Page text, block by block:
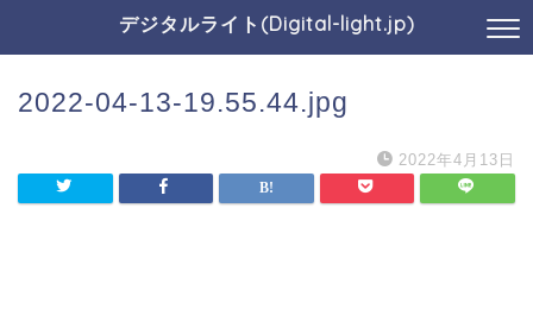
デジタルライト(Digital-light.jp)
2022-04-13-19.55.44.jpg
2022年4月13日